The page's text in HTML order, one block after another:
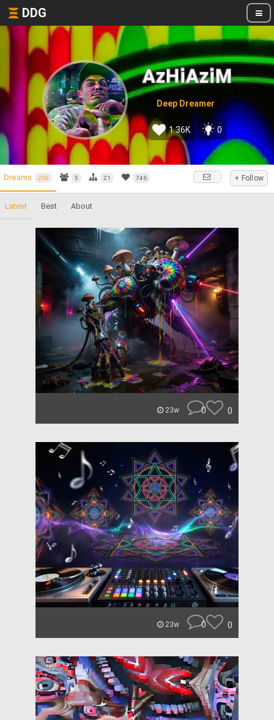
DDG
AzHiAziM
Deep Dreamer
1.36K 0
Dreams 258 5 21 746 + Follow
Latest Best About
23w 0 0
23w 0 0